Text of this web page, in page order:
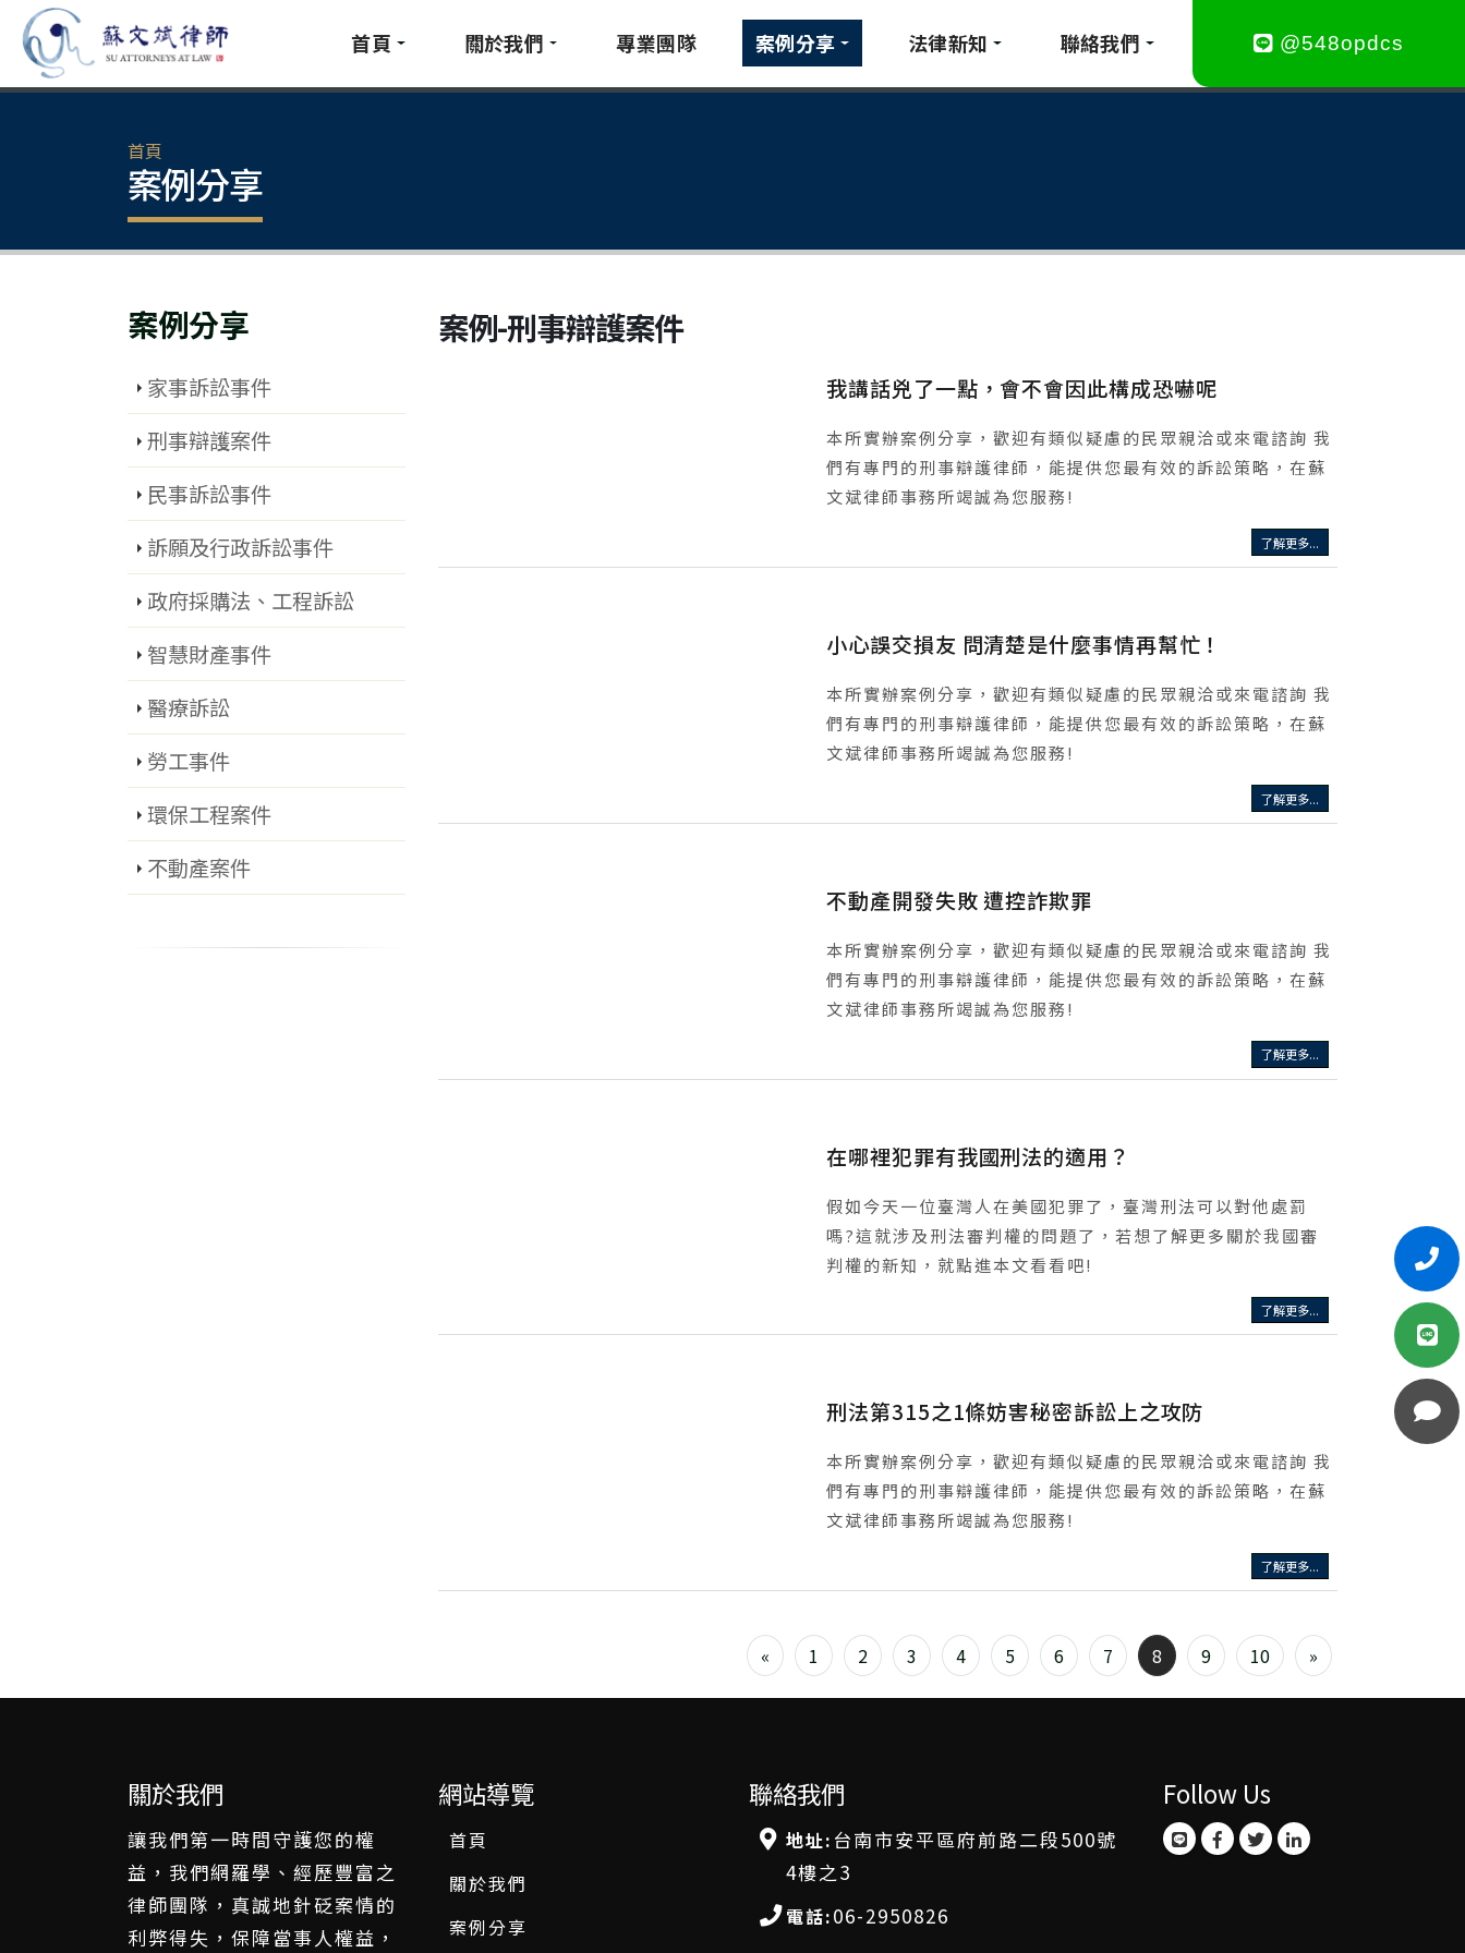
@548opdcs
首頁 關於我們 專業團隊 案例分享 法律新知 聯絡我們
首頁
案例分享
案例分享
家事訴訟事件
刑事辯護案件
民事訴訟事件
訴願及行政訴訟事件
政府採購法、工程訴訟
智慧財產事件
醫療訴訟
勞工事件
環保工程案件
不動產案件
案例-刑事辯護案件
我講話兇了一點，會不會因此構成恐嚇呢
本所實辦案例分享，歡迎有類似疑慮的民眾親洽或來電諮詢 我
們有專門的刑事辯護律師，能提供您最有效的訴訟策略，在蘇
文斌律師事務所竭誠為您服務!
了解更多...
小心誤交損友 問清楚是什麼事情再幫忙！
本所實辦案例分享，歡迎有類似疑慮的民眾親洽或來電諮詢 我
們有專門的刑事辯護律師，能提供您最有效的訴訟策略，在蘇
文斌律師事務所竭誠為您服務!
了解更多...
不動產開發失敗 遭控詐欺罪
本所實辦案例分享，歡迎有類似疑慮的民眾親洽或來電諮詢 我
們有專門的刑事辯護律師，能提供您最有效的訴訟策略，在蘇
文斌律師事務所竭誠為您服務!
了解更多...
在哪裡犯罪有我國刑法的適用？
假如今天一位臺灣人在美國犯罪了，臺灣刑法可以對他處罰
嗎?這就涉及刑法審判權的問題了，若想了解更多關於我國審
判權的新知，就點進本文看看吧!
了解更多...
刑法第315之1條妨害秘密訴訟上之攻防
本所實辦案例分享，歡迎有類似疑慮的民眾親洽或來電諮詢 我
們有專門的刑事辯護律師，能提供您最有效的訴訟策略，在蘇
文斌律師事務所竭誠為您服務!
了解更多...
« 1 2 3 4 5 6 7 8 9 10 »
關於我們
讓我們第一時間守護您的權
益，我們網羅學、經歷豐富之
律師團隊，真誠地針砭案情的
利弊得失，保障當事人權益，
網站導覽
首頁
關於我們
案例分享
聯絡我們
地址: 台南市安平區府前路二段500號
4樓之3
電話:06-2950826
Follow Us